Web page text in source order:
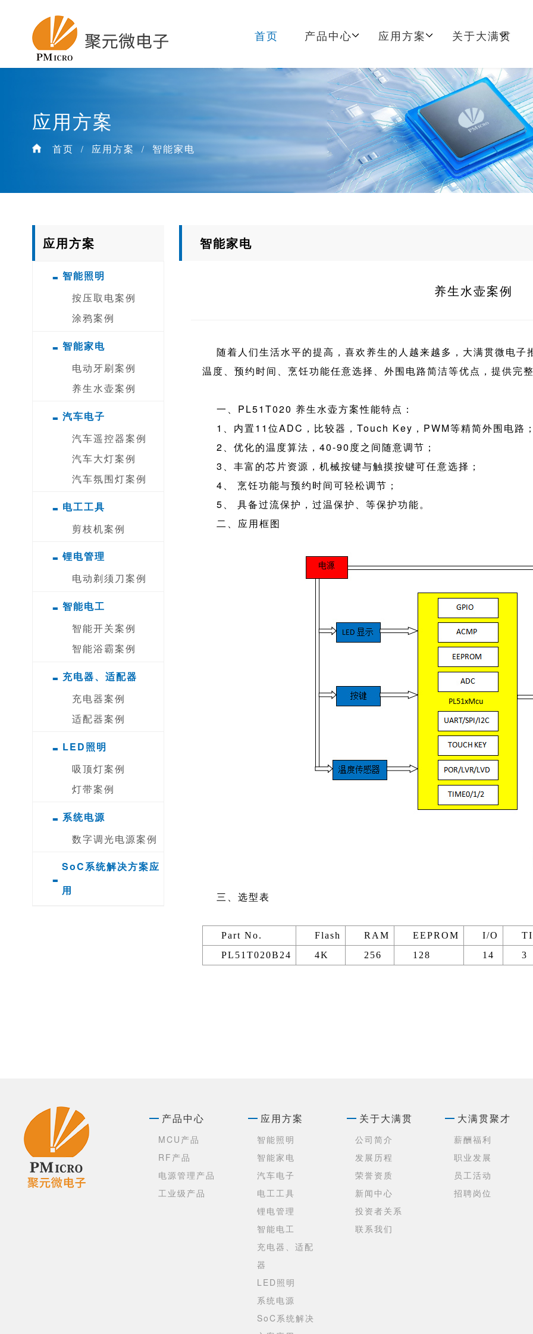
首页 产品中心 应用方案 关于大满贯
应用方案
首页 / 应用方案 / 智能家电
应用方案
- 智能照明
按压取电案例
涂鸦案例
- 智能家电
电动牙刷案例
养生水壶案例
- 汽车电子
汽车遥控器案例
汽车大灯案例
汽车氛围灯案例
- 电工工具
剪枝机案例
- 锂电管理
电动剃须刀案例
- 智能电工
智能开关案例
智能浴霸案例
- 充电器、适配器
充电器案例
适配器案例
- LED照明
吸顶灯案例
灯带案例
- 系统电源
数字调光电源案例
- SoC系统解决方案应
用
智能家电
养生水壶案例
随着人们生活水平的提高，喜欢养生的人越来越多，大满贯微电
温度、预约时间、烹饪功能任意选择、外围电路简洁等优点，提供完整
一、PL51T020 养生水壶方案性能特点：
1、内置11位ADC，比较器，Touch Key，PWM等精简外围电路；
2、优化的温度算法，40-90度之间随意调节；
3、丰富的芯片资源，机械按键与触摸按键可任意选择；
4、 烹饪功能与预约时间可轻松调节；
5、 具备过流保护，过温保护、等保护功能。
二、应用框图
三、选型表
Part No. Flash RAM EEPROM I/O
PL51T020B24
4K 256 128 14 3
产品中心
MCU产品
RF产品
电源管理产品
工业级产品
应用方案
智能照明
智能家电
汽车电子
电工工具
锂电管理
智能电工
充电器、适配
器
LED照明
系统电源
SoC系统解决
关于大满贯
公司简介
发展历程
荣誉资质
新闻中心
投资者关系
联系我们
大满贯聚才
薪酬福利
职业发展
员工活动
招聘岗位